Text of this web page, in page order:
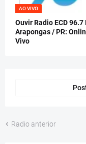
AO VIVO
Ouvir Radio ECD 96.7
Arapongas / PR:
Vivo
Radio anterior